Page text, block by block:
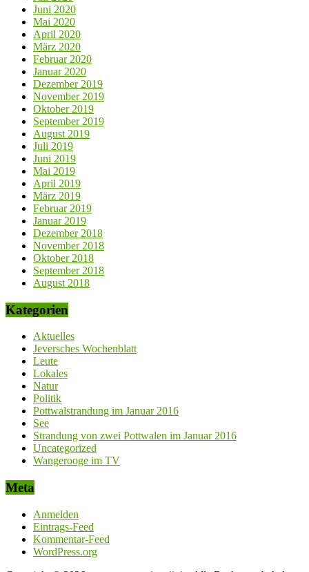
Juni 2020
Mai 2020
April 2020
März 2020
Februar 2020
Januar 2020
Dezember 2019
November 2019
Oktober 2019
September 2019
August 2019
Juli 2019
Juni 2019
Mai 2019
April 2019
März 2019
Februar 2019
Januar 2019
Dezember 2018
November 2018
Oktober 2018
September 2018
August 2018
Kategorien
Aktuelles
Jeversches Wochenblatt
Leute
Lokales
Natur
Politik
Pottwalstrandung im Januar 2016
See
Strandung von zwei Pottwalen im Januar 2016
Uncategorized
Wangerooge im TV
Meta
Anmelden
Eintrags-Feed
Kommentar-Feed
WordPress.org